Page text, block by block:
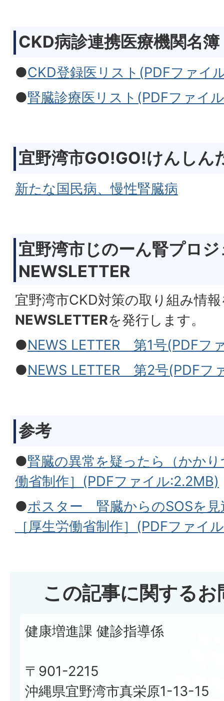
CKD病診連携医療機関名簿
●CKD登録医リスト(PDFファイ
●腎臓診療医リスト(PDFファイ
宜野湾市GO!GO!けんしん
新たな国民病、慢性腎臓病
宜野湾市じのーん腎プロ
NEWSLETTER
宜野湾市CKD対策の取り組み情
NEWSLETTERを発行します。
●NEWS LETTER 第1号(PDFフ
●NEWS LETTER 第2号(PDFフ
参考
●腎臓の異常を疑ったら（かか
働省制作］(PDFファイル:2.2MB)
●ポスター 腎臓からのSOSを見
［厚生労働省制作］(PDFファイ
この記事に関する
健康増進課 健診指導係
〒901-2215
沖縄県宜野湾市真栄原1-13-15